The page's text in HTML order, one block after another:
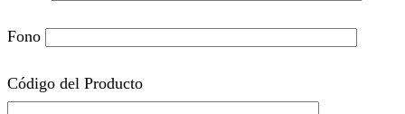
Fono
Código del Producto